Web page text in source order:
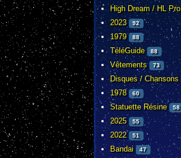
High Dream / HL Pro
2023 92
1979 88
TéléGuide 88
Vêtements 73
Disques / Chansons
1978 60
Statuette Résine 58
2025 55
2022 51
Bandai 47